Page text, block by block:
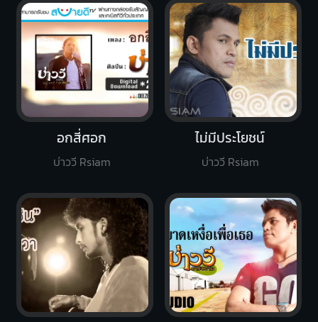
อกสี่ศอก
บ่าววี Rsiam
ไม่มีประโยชน์
บ่าววี Rsiam